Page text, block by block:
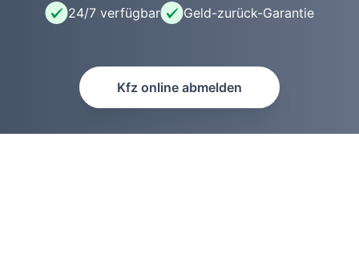
24/7 verfügbar Geld-zurück-Garantie
Kfz online abmelden